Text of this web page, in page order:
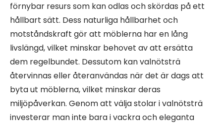
förnybar resurs som kan odlas och skördas på ett
hållbart sätt. Dess naturliga hållbarhet och
motståndskraft gör att möblerna har en lång
livslängd, vilket minskar behovet av att ersätta
dem regelbundet. Dessutom kan valnötsträ
återvinnas eller återanvändas när det är dags att
byta ut möblerna, vilket minskar deras
miljöpåverkan. Genom att välja stolar i valnötsträ
investerar man inte bara i vackra och eleganta